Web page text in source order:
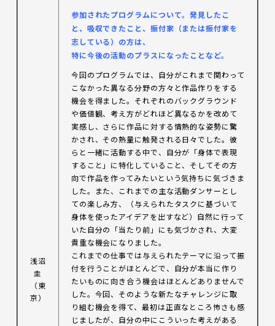
浅沼
圭
（東
京）
参加されたプログラムについて。発見したこ
と、吸収できたこと、振付家（または振付家を
志している）の方は、
特に今後の活動のプラスになったことなど。
今回のプログラムでは、自分がこれまで関わって
こなかった異なる分野の方々と作品作りをする
機会を得ました。それぞれのバックグラウンド
や価値観、考え方がどれほど異なるかを改めて
実感し、さらに作品に対する情熱的な姿勢に驚
かされ、その熱量に触発される日々でした。彼
らと一緒に活動する中で、自分が「身体で表現
すること」に特化していること、そしてその方
向で作品を作ってみたいという気持ちに気づきま
した。また、これまでの主な活動ダンサーとし
ての楽しみ方、（与えられたタスクに基づいて
身体を使ったアイデアを出すなど）自然に行って
いた自分の「当たり前」にも気づかされ、大変
貴重な機会になりました。
これまでの仕事では与えられたテーマに沿って振
付を行うことがほとんどで、自分が本当に作り
たいものに向き合う機会はほとんどありませんで
した。今回、そのような新たなチャレンジに取
り組む機会を得て、最初は正直なところ怖さも感
じましたが、自分の中にこういった考えがある